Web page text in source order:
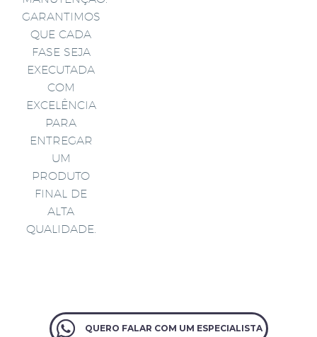
GARANTIMOS
QUE CADA
FASE SEJA
EXECUTADA
COM
EXCELÊNCIA
PARA
ENTREGAR
UM
PRODUTO
FINAL DE
ALTA
QUALIDADE.
QUERO FALAR COM UM ESPECIALISTA